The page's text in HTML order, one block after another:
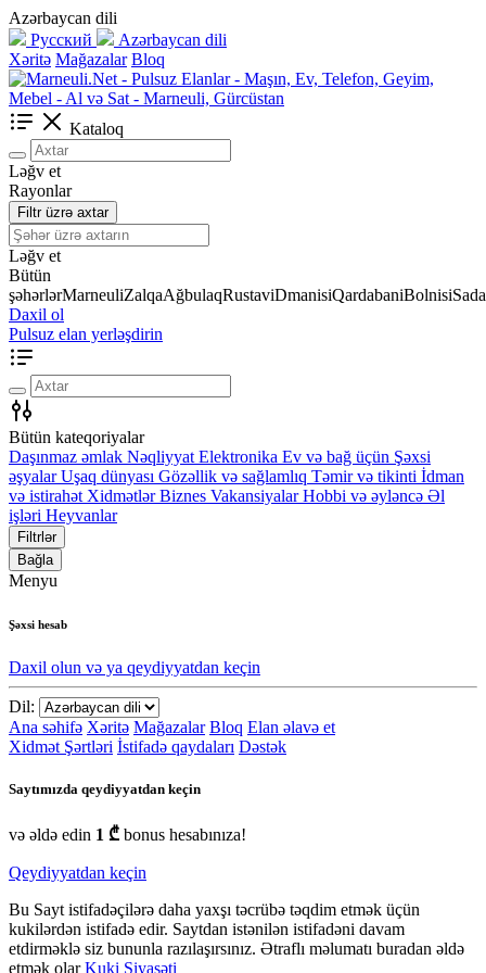
Azərbaycan dili
Русский
Azərbaycan dili
Xəritə Mağazalar Bloq
Kataloq
Ləğv et
Rayonlar
Filtr üzrə axtar
Ləğv et
Bütün
şəhərlərMarneuliZalqaAğbulaqRustaviDmanisiQardabaniBolnisi
Daxil ol
Pulsuz elan yerləşdirin
Bütün kateqoriyalar
Daşınmaz əmlak Nəqliyyat Elektronika Ev və bağ üçün Şəxsi
əşyalar Uşaq dünyası Gözəllik və sağlamlıq Təmir və tikinti İdman
və istirahət Xidmətlər Biznes Vakansiyalar Hobbi və əyləncə Əl
işləri Heyvanlar
Filtrlər
Bağla
Menyu
Şəxsi hesab
Daxil olun və ya qeydiyyatdan keçin
Dil:
Ana səhifə Xəritə Mağazalar Bloq Elan əlavə et
Xidmət Şərtləri İstifadə qaydaları Dəstək
Saytımızda qeydiyyatdan keçin
və əldə edin 1 ₾ bonus hesabınıza!
Qeydiyyatdan keçin
Bu Sayt istifadəçilərə daha yaxşı təcrübə təqdim etmək üçün
kukilərdən istifadə edir. Saytdan istənilən istifadəni davam
etdirməklə siz bununla razılaşırsınız. Ətraflı məlumatı buradan əldə
etmək olarKuki Siyasəti